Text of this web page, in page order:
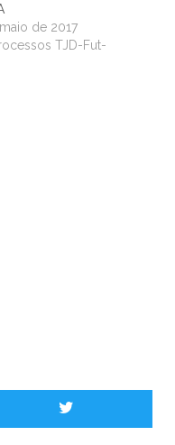
de 2017
TJD-Fut-